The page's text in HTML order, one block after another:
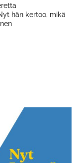
hän kertoo, mikä